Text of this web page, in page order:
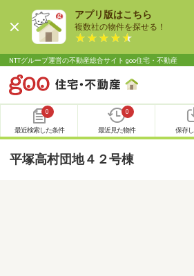
アプリ版はこちら
複数社の物件を探せる！
NTTグループ運営の不動産総合サイト goo住宅・不動産
0
最近検索した条件
0
最近見た物件 保存
平塚高村団地４２号棟